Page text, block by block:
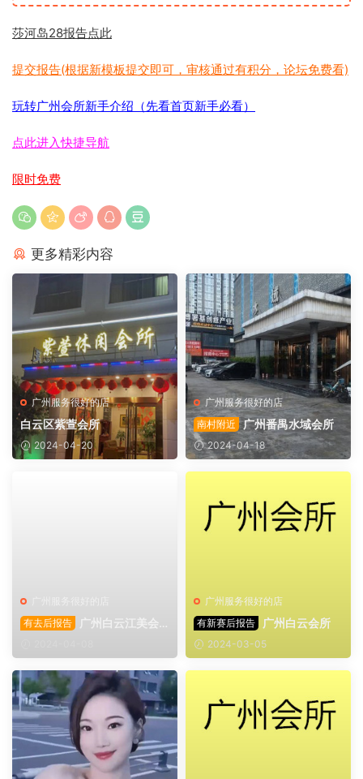
莎河岛28报告点此
提交报告(根据新模板提交即可，审核通过有积分，论坛免费看)
玩转广州会所新手介绍（先看首页新手必看）
点此进入快捷导航
限时免费
更多精彩内容
广州服务很好的店
白云区紫萱会所
2024-04-20
广州服务很好的店
南村附近
广州番禺水域会所
2024-04-18
有去后报告
广州白云江美会
广州服务很好的店
有新赛后报告
广州白云会所
2024-03-05